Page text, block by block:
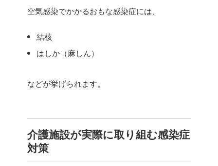
空気感染でかかるおもな感染症には、
結核
はしか（麻しん）
などが挙げられます。
介護施設が実際に取り組む感染症
対策